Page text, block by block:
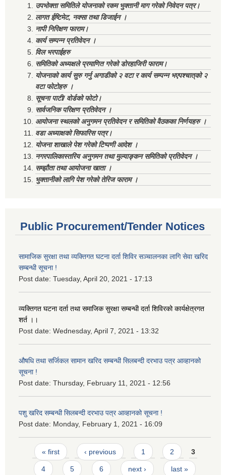
उपभोक्ता समितिले योजनाको रकम भुक्तानी माग गरेको निवेदन पत्र।
लागत ईष्टिमेट, नक्सा तथा डिजाईन ।
नापी निरिक्षण फाराम।
कार्य सम्पन्न प्रतिवेदन ।
विल भरपाईहरु
समितिको अध्यक्षले प्रमाणित गरेको डोरहाजिरी फाराम।
योजनाको कार्य सुरु गर्नु अगाडीको २ वटा र कार्य सम्पन्न भएपश्चात्‌को २
वटा फोटोहरु ।
सूचना पाटी/ वोर्डको फोटो।
सार्वजनिक परिक्षण प्रतिवेदन ।
आयोजना स्थलको अनुगमन प्रतिवेदन र समितिको वैठकका निर्णयहरु ।
वडा अध्याक्षको सिफारिस पत्र।
योजना शाखाले पेश गरेको टिप्पणी आदेश ।
नगरपालिकास्तरिय अनुगमन तथा मुल्याङ्कन समितिको प्रतिवेदन ।
सम्झौता तथा आयोजना खाता ।
भुक्तानीको लागि पेश गरेको तेरिज फाराम ।
Public Procurement/Tender Notices
सामाजिक सुरक्षा तथा व्यक्तिगत घटना दर्ता शिविर सञ्चालनका लागि सेवा खरिद
सम्बन्धी सूचना !
Post date: Tuesday, April 20, 2021 - 17:13
व्यक्तिगत घटना दर्ता तथा समाजिक सुरक्षा सम्बन्धी दर्ता शिविरको कार्यक्षेत्रगत
शर्त ।।
Post date: Wednesday, April 7, 2021 - 13:32
औषधि तथा सर्जिकल सामान खरिद सम्बन्धी सिलबन्दी दरभाउ पत्र आव्हानको
सूचना !
Post date: Thursday, February 11, 2021 - 12:56
पशु खरिद सम्बन्धी सिलबन्दी दरभाउ पत्र आव्हानको सूचना !
Post date: Monday, February 1, 2021 - 16:09
Pages
« first ‹ previous 1 2 3
4 5 6 next › last »